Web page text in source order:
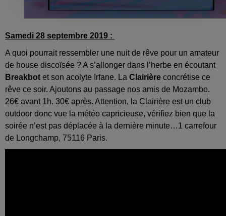
Samedi 28 septembre 2019 :
A quoi pourrait ressembler une nuit de rêve pour un amateur
de house discoïsée ? A s’allonger dans l’herbe en écoutant
Breakbot et son acolyte Irfane. La Clairière concrétise ce
rêve ce soir. Ajoutons au passage nos amis de Mozambo.
26€ avant 1h. 30€ après. Attention, la Clairière est un club
outdoor donc vue la météo capricieuse, vérifiez bien que la
soirée n’est pas déplacée à la dernière minute…1 carrefour
de Longchamp, 75116 Paris.